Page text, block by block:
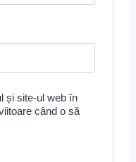
și site-ul web în
când o să